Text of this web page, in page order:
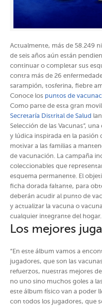
Actualmente, más de 58.249
de seis años aún están
continuar o completar sus
contra más de 26
sarampión, tosferina, fiebre
Conoce los puntos de
Como parte de esta gran
Secretaría Distrital de Salud
Selección de las Vacunas”,
y lúdica inspirada en la pasión
motivar a las familias a
de vacunación. La campaña
coleccionables que
esquema permanente. ​El
ficha dorada faltante, para
deberán acudir al punto de
y actualizar la vacuna o
cualquier integrante del hogar.
Los mejores
“En este álbum vamos a
jugadores, que son las
refuerzos, nuestras mejores
no uno sino muchos goles a
este álbum físico van a poder
con todos los jugadores, que